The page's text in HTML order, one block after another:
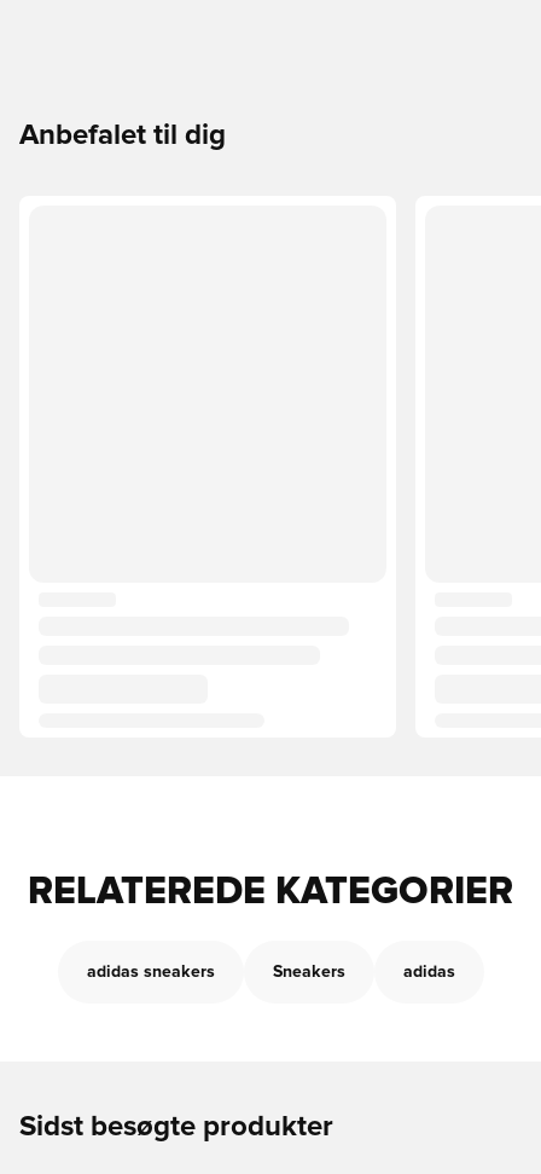
Anbefalet til dig
RELATEREDE KATEGORIER
adidas sneakers Sneakers adidas
Sidst besøgte produkter